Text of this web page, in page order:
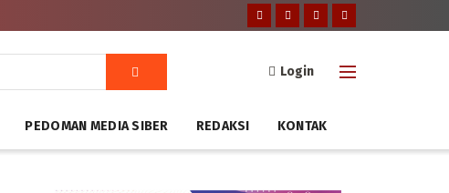
Login
PEDOMAN MEDIA SIBER REDAKSI KONTAK